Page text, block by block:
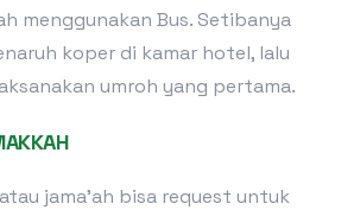
menggunakan Bus. Setibanya
koper di kamar hotel, lalu
umroh yang pertama.
jama’ah bisa request untuk